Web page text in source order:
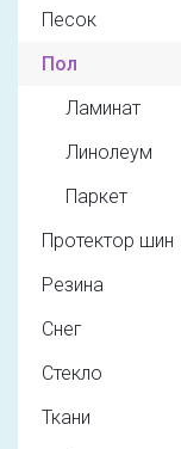
Песок
Пол
Ламинат
Линолеум
Паркет
Протектор шин
Резина
Снег
Стекло
Ткани